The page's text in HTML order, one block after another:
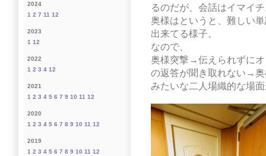
るのだが、会話はイマイ
奥様はというと、難しい
出来てる様子。
なので、
奥様突撃→伝えられずに
の返答が聞き取れない→
みたいな二人場織的な場
2024
1 2 7 11 12
2023
1 12
2022
1 2 3 4 12
2021
1 2 3 4 5 6 7 9 10 11 12
2020
1 2 3 4 5 6 7 8 9 10 11 12
2019
1 2 3 4 5 6 7 8 9 10 11 12